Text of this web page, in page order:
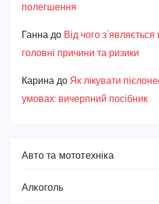
полегшення
Ганна до Від чого з’являється
головні причини та ризики
Карина до Як лікувати
умовах: вичерпний посібник
Авто та мототехніка
Алкоголь